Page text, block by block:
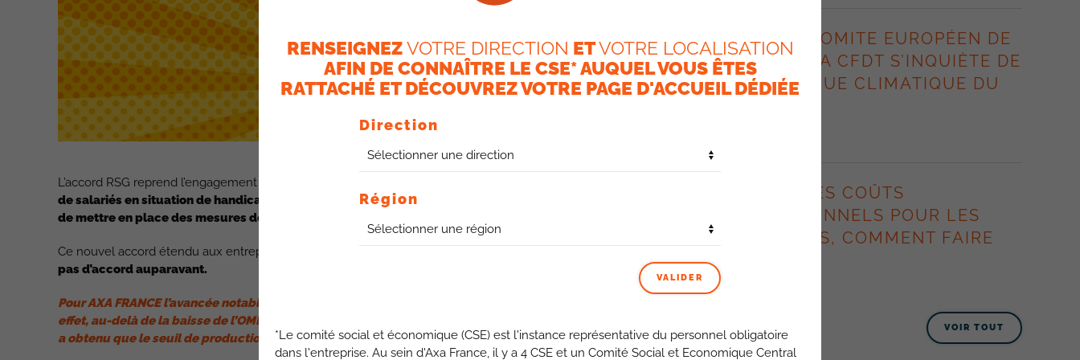
L’accord RSG reprend l’engagement de l’accord Axa France, à savoir un engagement d’avoir dans les effectifs
de salariés en situation de handicap, de procéder à 130 embauches dont 40 CDI sur la durée de l’accord et
de mettre en place des mesures de maintien dans l’emploi similaires à celles de l’accord axa France.
Ce nouvel accord étendu aux entreprises du Groupe constitue un
pas d’accord auparavant.
Pour AXA FRANCE l’avancée notable concerne surtout les populations commerciales du réseau AEP. En
effet, au-delà de la baisse de l’OMP de 10% dont bénéficiaient les salariés en situation de Handicap, la CFDT
a obtenu que le seuil de production soit abaissé dans les mêmes proportions.
LORS DU COMITE EUROPÉEN DE
GROUPE, LA CFDT S’INQUIÈTE DE
LA POLITIQUE CLIMATIQUE DU
HAUSSE DES COÛTS
PROFESSIONNELS POUR LES
ITINÉRANTS, COMMENT FAIRE
VOIR TOUT
RENSEIGNEZVOTRE DIRECTION ETVOTRE LOCALISATION
AFIN DE CONNAÎTRE LE CSE* AUQUEL VOUS ÊTES
RATTACHÉ ET DÉCOUVREZ VOTRE PAGE D'ACCUEIL DÉDIÉE
Direction
Région
VALIDER
*Le comité social et économique (CSE) est l'instance représentative du personnel obligatoire
dans l'entreprise. Au sein d'Axa France, il y a 4 CSE et un Comité Social et Economique Central